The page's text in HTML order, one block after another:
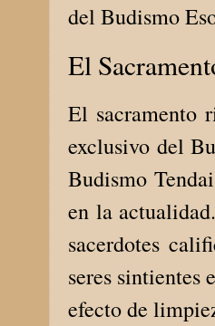
del Budismo
El
El sacramento
exclusivo del
Budismo
en la
sacerdotes
seres sintientes
efecto de